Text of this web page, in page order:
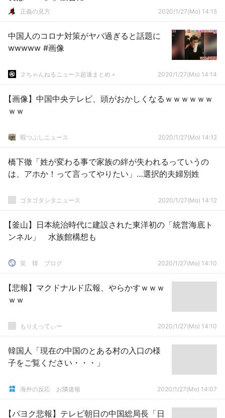
正義の見方 2020/1/27(Mo) 14:15
中国人のコロナ対策がヤバ過ぎると話題に
wwwww #画像
２ちゃんねるニュース超速まとめ＋ 2020/1/27(Mo) 14:14
【画像】中国中央テレビ、頭がおかしくなるｗｗｗｗｗｗ
ｗｗ
暇つぶしニュース 2020/1/27(Mo) 14:12
橋下徹「姓が変わる事で家族の絆が失われるっていうの
は、アホか！って言ってやりたい」…選択的夫婦別姓
ゴタゴタシタニュース 2020/1/27(Mo) 14:12
【釜山】日本統治時代に建設された東洋初の「統営海底ト
ンネル」 水族館構想も
笑 韓 ブログ 2020/1/27(Mo) 14:10
【悲報】マクドナルド広報、やらかすｗｗｗ
ｗｗ
もりえってぃー 2020/1/27(Mo) 14:10
韓国人「現在の中国のとある村の入口の様
子をご覧ください・・・」
海外の反応 お隣速報 2020/1/27(Mo) 14:07
【パヨク悲報】テレビ朝日の中国総局長「日